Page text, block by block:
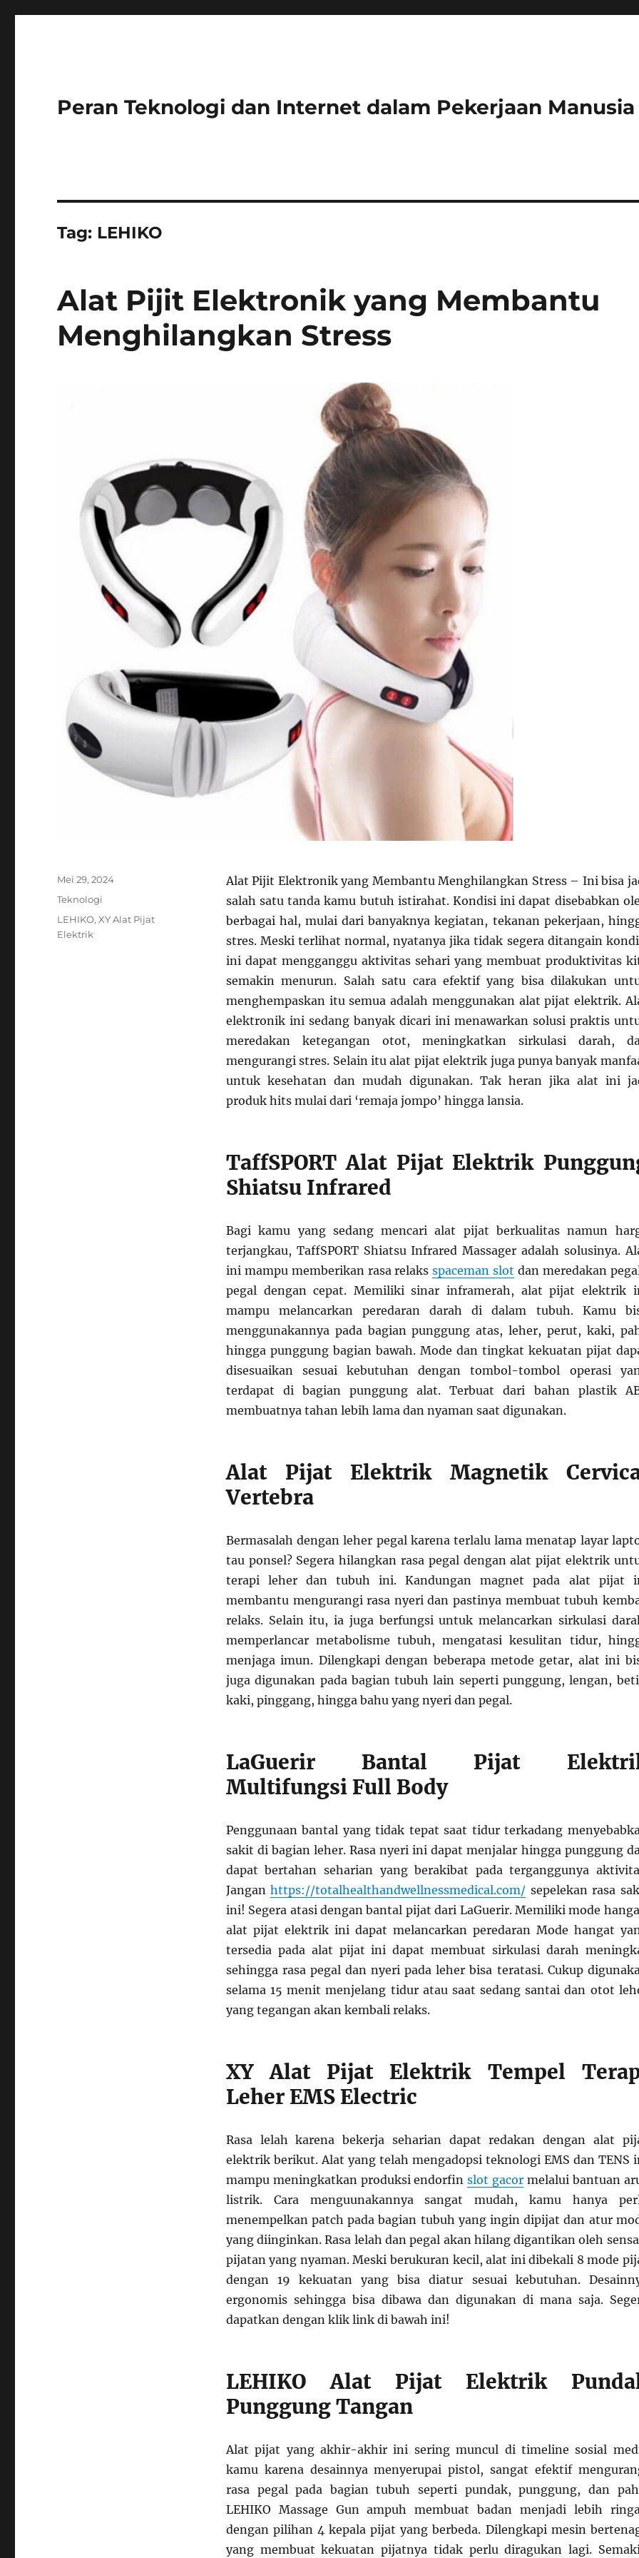
Peran Teknologi dan Internet dalam Pekerjaan Manusia
Tag: LEHIKO
Alat Pijit Elektronik yang Membantu
Menghilangkan Stress
Alat Pijit Elektronik yang Membantu Menghilangkan Stress – Ini bisa
salah satu tanda kamu butuh istirahat. Kondisi ini dapat disebabkan
berbagai hal, mulai dari banyaknya kegiatan, tekanan pekerjaan,
stres. Meski terlihat normal, nyatanya jika tidak segera ditangain
ini dapat mengganggu aktivitas sehari yang membuat produktivitas
semakin menurun. Salah satu cara efektif yang bisa dilakukan
menghempaskan itu semua adalah menggunakan alat pijat elektrik.
elektronik ini sedang banyak dicari ini menawarkan solusi praktis
meredakan ketegangan otot, meningkatkan sirkulasi darah,
mengurangi stres. Selain itu alat pijat elektrik juga punya banyak
untuk kesehatan dan mudah digunakan. Tak heran jika alat ini
produk hits mulai dari ‘remaja jompo’ hingga lansia.
TaffSPORT Alat Pijat Elektrik
Shiatsu Infrared
Bagi kamu yang sedang mencari alat pijat berkualitas namun
terjangkau, TaffSPORT Shiatsu Infrared Massager adalah solusinya.
ini mampu memberikan rasa relaksspaceman slot dan meredakan
pegal dengan cepat. Memiliki sinar inframerah, alat pijat elektrik
mampu melancarkan peredaran darah di dalam tubuh. Kamu
menggunakannya pada bagian punggung atas, leher, perut, kaki,
hingga punggung bagian bawah. Mode dan tingkat kekuatan pijat
disesuaikan sesuai kebutuhan dengan tombol-tombol operasi
terdapat di bagian punggung alat. Terbuat dari bahan plastik
membuatnya tahan lebih lama dan nyaman saat digunakan.
Alat Pijat Elektrik Magnetik
Vertebra
Bermasalah dengan leher pegal karena terlalu lama menatap layar
tau ponsel? Segera hilangkan rasa pegal dengan alat pijat elektrik
terapi leher dan tubuh ini. Kandungan magnet pada alat pijat
membantu mengurangi rasa nyeri dan pastinya membuat tubuh
relaks. Selain itu, ia juga berfungsi untuk melancarkan sirkulasi
memperlancar metabolisme tubuh, mengatasi kesulitan tidur,
menjaga imun. Dilengkapi dengan beberapa metode getar, alat ini
juga digunakan pada bagian tubuh lain seperti punggung, lengan,
kaki, pinggang, hingga bahu yang nyeri dan pegal.
LaGuerir Bantal Pijat
Multifungsi Full Body
Penggunaan bantal yang tidak tepat saat tidur terkadang
sakit di bagian leher. Rasa nyeri ini dapat menjalar hingga punggung
dapat bertahan seharian yang berakibat pada terganggunya
Janganhttps://totalhealthandwellnessmedical.com/ sepelekan rasa
ini! Segera atasi dengan bantal pijat dari LaGuerir. Memiliki mode
alat pijat elektrik ini dapat melancarkan peredaran Mode hangat
tersedia pada alat pijat ini dapat membuat sirkulasi darah
sehingga rasa pegal dan nyeri pada leher bisa teratasi. Cukup
selama 15 menit menjelang tidur atau saat sedang santai dan otot
yang tegangan akan kembali relaks.
XY Alat Pijat Elektrik Tempel
Leher EMS Electric
Rasa lelah karena bekerja seharian dapat redakan dengan alat
elektrik berikut. Alat yang telah mengadopsi teknologi EMS dan TENS
mampu meningkatkan produksi endorfinslot gacor melalui bantuan
listrik. Cara menguunakannya sangat mudah, kamu hanya
menempelkan patch pada bagian tubuh yang ingin dipijat dan atur
yang diinginkan. Rasa lelah dan pegal akan hilang digantikan oleh
pijatan yang nyaman. Meski berukuran kecil, alat ini dibekali 8 mode
dengan 19 kekuatan yang bisa diatur sesuai kebutuhan.
ergonomis sehingga bisa dibawa dan digunakan di mana saja.
dapatkan dengan klik link di bawah ini!
LEHIKO Alat Pijat Elektrik
Punggung Tangan
Alat pijat yang akhir-akhir ini sering muncul di timeline sosial
kamu karena desainnya menyerupai pistol, sangat efektif
rasa pegal pada bagian tubuh seperti pundak, punggung, dan
LEHIKO Massage Gun ampuh membuat badan menjadi lebih
dengan pilihan 4 kepala pijat yang berbeda. Dilengkapi mesin
yang membuat kekuatan pijatnya tidak perlu diragukan lagi.
Posted
on
Mei 29, 2024
Categories
Teknologi
Tags
LEHIKO,XY Alat Pijat
Elektrik